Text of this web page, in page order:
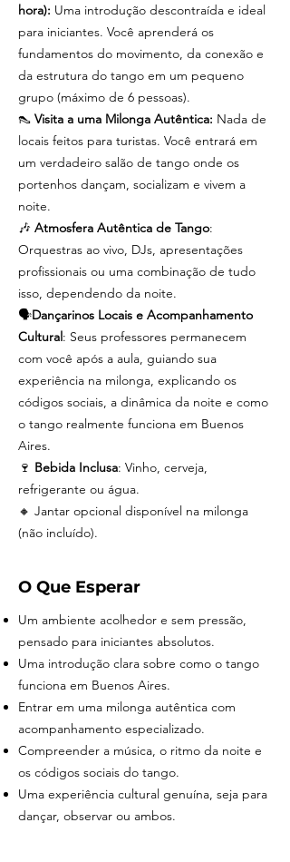
hora): Uma introdução descontraída e ideal
para iniciantes. Você aprenderá os
fundamentos do movimento, da conexão e
da estrutura do tango em um pequeno
grupo (máximo de 6 pessoas).
👠 Visita a uma Milonga Autêntica: Nada de
locais feitos para turistas. Você entrará em
um verdadeiro salão de tango onde os
portenhos dançam, socializam e vivem a
noite.
🎶 Atmosfera Autêntica de Tango:
Orquestras ao vivo, DJs, apresentações
profissionais ou uma combinação de tudo
isso, dependendo da noite.
🗣️Dançarinos Locais e Acompanhamento
Cultural: Seus professores permanecem
com você após a aula, guiando sua
experiência na milonga, explicando os
códigos sociais, a dinâmica da noite e como
o tango realmente funciona em Buenos
Aires.
🍷 Bebida Inclusa: Vinho, cerveja,
refrigerante ou água.
🔸 Jantar opcional disponível na milonga
(não incluído).
O Que Esperar
Um ambiente acolhedor e sem pressão,
pensado para iniciantes absolutos.
Uma introdução clara sobre como o tango
funciona em Buenos Aires.
Entrar em uma milonga autêntica com
acompanhamento especializado.
Compreender a música, o ritmo da noite e
os códigos sociais do tango.
Uma experiência cultural genuína, seja para
dançar, observar ou ambos.